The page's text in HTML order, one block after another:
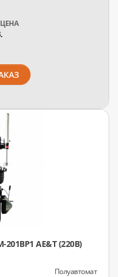
AE&T (220В)
Полуавтомат